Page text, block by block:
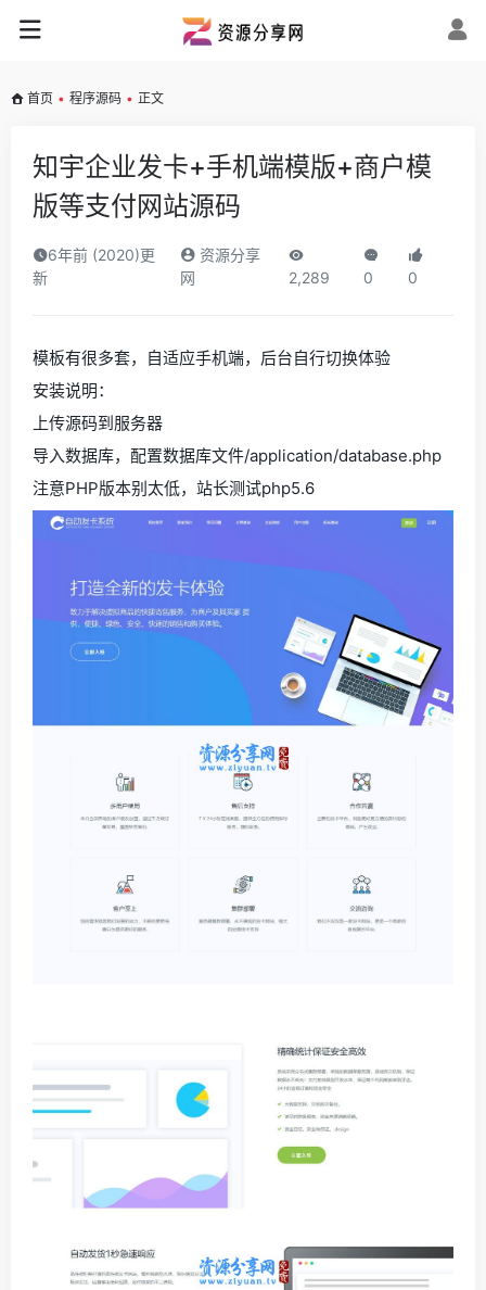
首页 • 程序源码 • 正文
知宇企业发卡+手机端模版+商户模
版等支付网站源码
6年前 (2020)更
新
资源分享
网
2,289 0 0
模板有很多套，自适应手机端，后台自行切换体验
安装说明：
上传源码到服务器
导入数据库，配置数据库文件/application/database.php
注意PHP版本别太低，站长测试php5.6